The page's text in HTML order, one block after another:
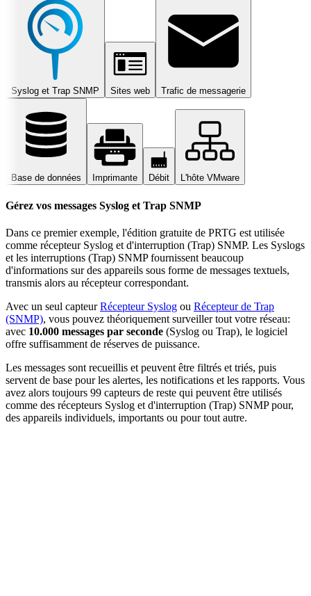
Syslog et Trap SNMP Sites web Trafic de messagerie
Base de données Imprimante Débit L'hôte VMware
Gérez vos messages Syslog et Trap SNMP
Dans ce premier exemple, l'édition gratuite de PRTG est utilisée
comme récepteur Syslog et d'interruption (Trap) SNMP. Les Syslogs
et les interruptions (Trap) SNMP fournissent beaucoup
d'informations sur des appareils sous forme de messages textuels,
transmis alors au récepteur correspondant.
Avec un seul capteurRécepteur Syslog ou Récepteur de Trap
(SNMP), vous pouvez théoriquement surveiller tout votre réseau:
avec 10.000 messages par seconde (Syslog ou Trap), le logiciel
offre suffisamment de réserves de puissance.
Les messages sont recueillis et peuvent être filtrés et triés, puis
servent de base pour les alertes, les notifications et les rapports. Vous
avez alors toujours 99 capteurs de reste qui peuvent être utilisés
comme des récepteurs Syslog et d'interruption (Trap) SNMP pour,
des appareils individuels, importants ou pour tout autre.